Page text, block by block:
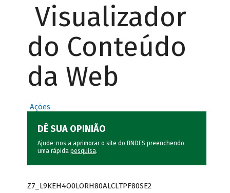
Visualizador
do Conteúdo
da Web
Ações
DÊ SUA OPINIÃO
Ajude-nos a aprimorar o site do BNDES preenchendo
uma rápida pesquisa.
Z7_L9KEH4O0LORH80ALCLTPF80SE2